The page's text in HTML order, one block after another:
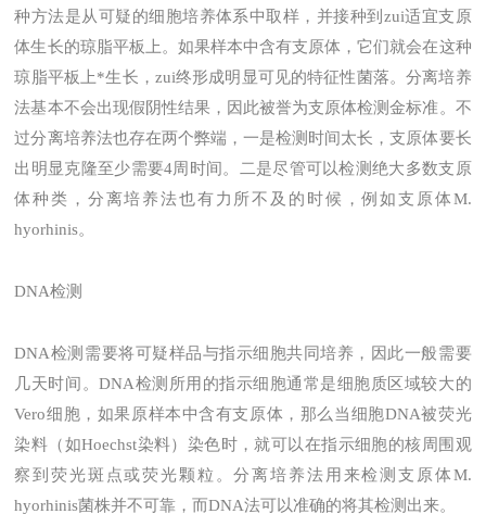
种方法是从可疑的细胞培养体系中取样，并接种到zui适宜支原
体生长的琼脂平板上。如果样本中含有支原体，它们就会在这种
琼脂平板上*生长，zui终形成明显可见的特征性菌落。分离培养
法基本不会出现假阴性结果，因此被誉为支原体检测金标准。不
过分离培养法也存在两个弊端，一是检测时间太长，支原体要长
出明显克隆至少需要4周时间。二是尽管可以检测绝大多数支原
体种类，分离培养法也有力所不及的时候，例如支原体M.
hyorhinis。
DNA检测
DNA检测需要将可疑样品与指示细胞共同培养，因此一般需要
几天时间。DNA检测所用的指示细胞通常是细胞质区域较大的
Vero细胞，如果原样本中含有支原体，那么当细胞DNA被荧光
染料（如Hoechst染料）染色时，就可以在指示细胞的核周围观
察到荧光斑点或荧光颗粒。分离培养法用来检测支原体M.
hyorhinis菌株并不可靠，而DNA法可以准确的将其检测出来。